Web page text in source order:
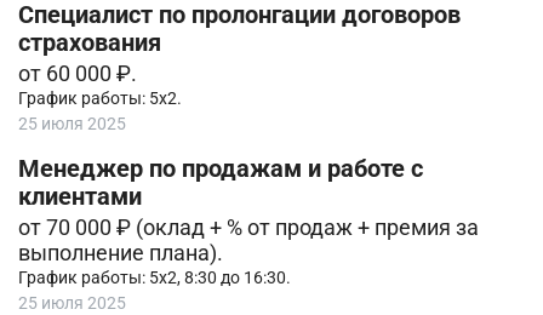
Специалист по пролонгации договоров
страхования
от 60 000 ₽.
График работы: 5х2.
25 июля 2025
Менеджер по продажам и работе с
клиентами
от 70 000 ₽ (оклaд + % от продаж + премия за
выполнение плана).
График работы: 5х2, 8:30 до 16:30.
25 июля 2025